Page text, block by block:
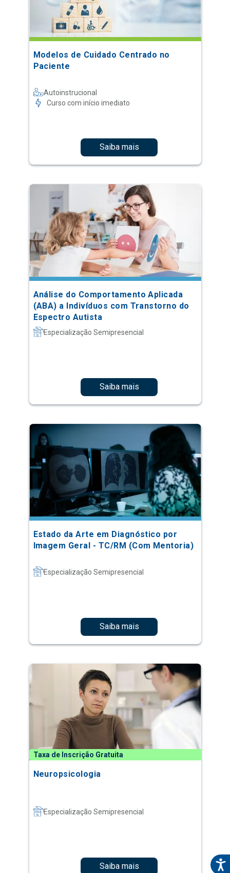
Modelos de Cuidado Centrado no
Paciente
Autoinstrucional
Curso com início imediato
Saiba mais
Análise do Comportamento Aplicada
(ABA) a Indivíduos com Transtorno do
Espectro Autista
Especialização Semipresencial
Saiba mais
Estado da Arte em Diagnóstico por
Imagem Geral - TC/RM (Com Mentoria)
Especialização Semipresencial
Saiba mais
Taxa de Inscrição Gratuita
Neuropsicologia
Especialização Semipresencial
Saiba mais